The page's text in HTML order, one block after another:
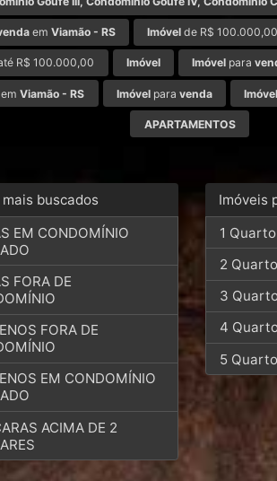
em Viamão - RS Imóvel de R$
R$ 100.000,00 Imóvel Imóvel para
emViamão - RS Imóvelpara venda Imóvel
APARTAMENTOS
buscados
EM CONDOMÍNIO
FORA DE
FORA DE
EM CONDOMÍNIO
ACIMA DE 2
Imóveis
1 Quarto
2
3
4
5